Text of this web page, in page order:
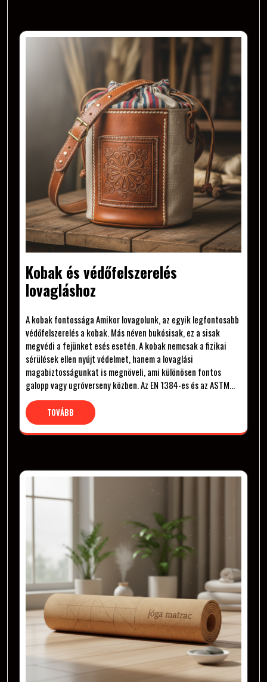
Kobak és védőfelszerelés
lovagláshoz
A kobak fontossága Amikor lovagolunk, az egyik legfontosabb
védőfelszerelés a kobak. Más néven bukósisak, ez a sisak
megvédi a fejünket esés esetén. A kobak nemcsak a fizikai
sérülések ellen nyújt védelmet, hanem a lovaglási
magabiztosságunkat is megnöveli, ami különösen fontos
galopp vagy ugróverseny közben. Az EN 1384-es és az ASTM…
TOVÁBB